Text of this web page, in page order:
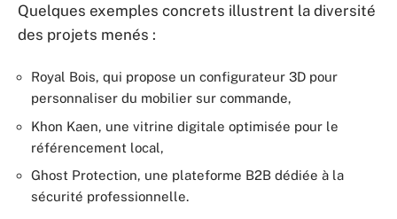
Quelques exemples concrets illustrent la diversité
des projets menés :
Royal Bois, qui propose un configurateur 3D pour
personnaliser du mobilier sur commande,
Khon Kaen, une vitrine digitale optimisée pour le
référencement local,
Ghost Protection, une plateforme B2B dédiée à la
sécurité professionnelle.